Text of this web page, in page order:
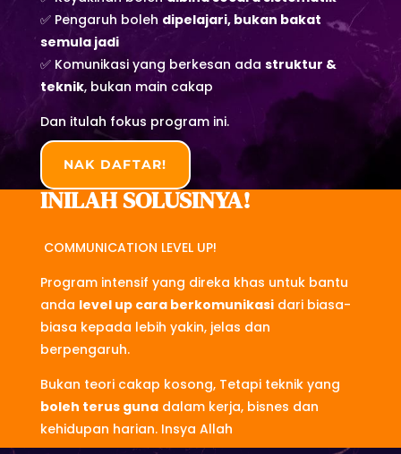
✅ Pengaruh boleh dipelajari, bukan bakat
semula jadi
✅ Komunikasi yang berkesan ada struktur &
teknik, bukan main cakap
Dan itulah fokus program ini.
NAK DAFTAR!
INILAH SOLUSINYA!
COMMUNICATION LEVEL UP!
Program intensif yang direka khas untuk bantu
anda level up cara berkomunikasidari biasa-
biasa kepada lebih yakin, jelas dan
berpengaruh.
Bukan teori cakap kosong, Tetapi teknik yang
boleh terus gunadalam kerja, bisnes dan
kehidupan harian. Insya Allah